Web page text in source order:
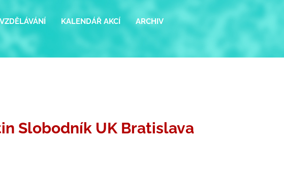
KALENDÁŘ AKCÍ ARCHIV
Slobodník UK Bratislava